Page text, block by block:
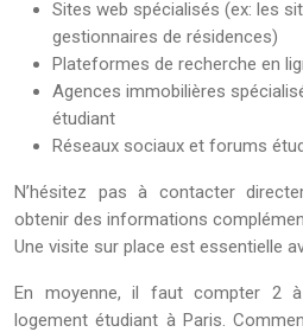
Sites web spécialisés (ex: les
gestionnaires de résidences)
Plateformes de recherche en
Agences immobilières
étudiant
Réseaux sociaux et forums
N’hésitez pas à contacter
obtenir des informations
Une visite sur place est essentielle
En moyenne, il faut compter 2
logement étudiant à Paris.